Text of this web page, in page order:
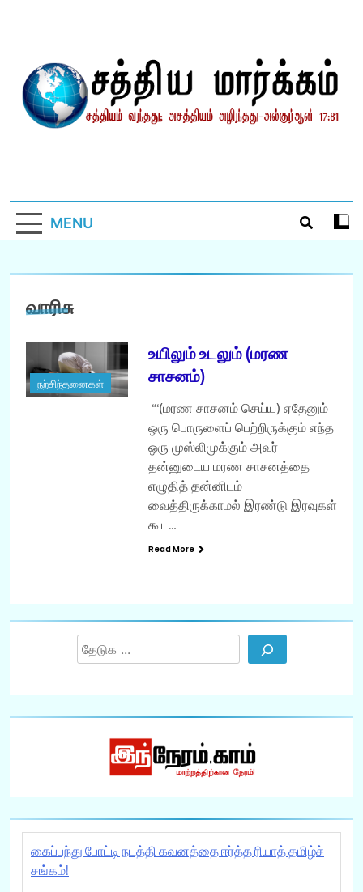
MENU
வாரிசு
நற்சிந்தனைகள்
உயிலும் உடலும் (மரண
சாசனம்)
“‘(மரண சாசனம் செய்ய) ஏதேனும்
ஒரு பொருளைப் பெற்றிருக்கும் எந்த
ஒரு முஸ்லிமுக்கும் அவர்
தன்னுடைய மரண சாசனத்தை
எழுதித் தன்னிடம்
வைத்திருக்காமல் இரண்டு இரவுகள்
கூட…
Read More
கைப்பந்து போட்டி நடத்தி கவனத்தை ஈர்த்த ரியாத் தமிழ்ச்
சங்கம்!